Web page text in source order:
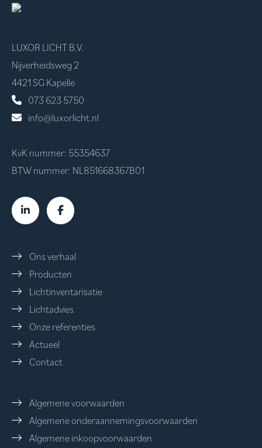
LUXOR LICHT B.V.
Nijverheidsweg 2
4421 SG Kapelle
073 623 5750
info@luxorlicht.nl
KvK nummer: 55354637
BTW nummer: NL851668367B01
Ons verhaal
Producten
Lichtinventarisatie
Lichtadvies
Onze referenties
Actueel
Contact
Algemene voorwaarden
Algemene onderaannemingsvoorwaarden
Algemene inkoopvoorwaarden